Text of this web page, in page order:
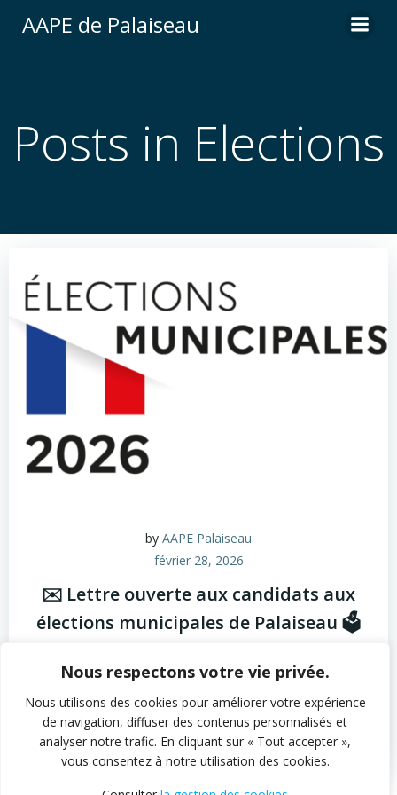
Nous respectons votre vie privée.
Nous utilisons des cookies pour améliorer votre expérience
de navigation, diffuser des contenus personnalisés et
analyser notre trafic. En cliquant sur « Tout accepter »,
vous consentez à notre utilisation des cookies.
AAPE de Palaiseau
Posts in Elections
by AAPE Palaiseau
février 28, 2026
✉️ Lettre ouverte aux candidats aux
élections municipales de Palaiseau 🗳️
l’Association Autonome des Parents d’Élèves (AAPE)
de Palaiseau ont mené […]
0 read more